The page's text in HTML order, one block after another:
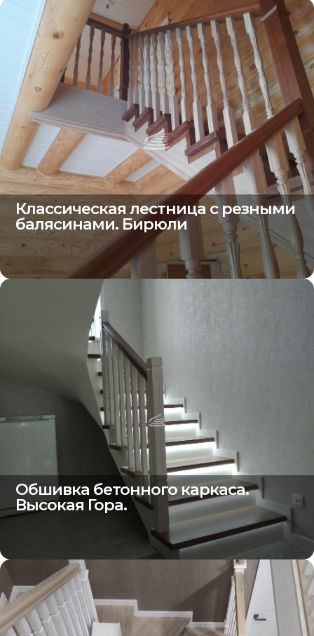
Классическая лестница с резными
балясинами. Бирюли
Обшивка бетонного каркаса.
Высокая Гора.